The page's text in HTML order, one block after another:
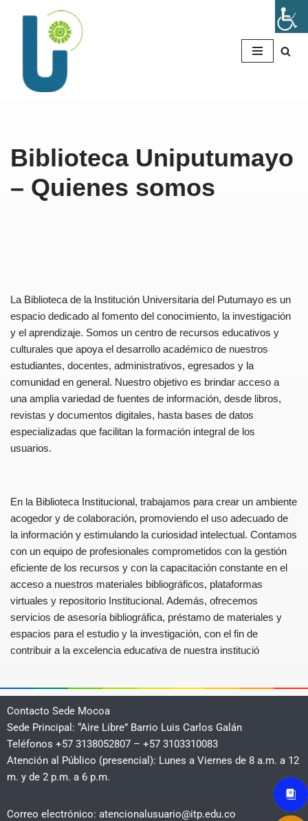
contenido
Biblioteca Uniputumayo
– Quienes somos
La Biblioteca de la Institución Universitaria del Putumayo es un
espacio dedicado al fomento del conocimiento, la investigación
y el aprendizaje. Somos un centro de recursos educativos y
culturales que apoya el desarrollo académico de nuestros
estudiantes, docentes, administrativos, egresados y la
comunidad en general. Nuestro objetivo es brindar acceso a
una amplia variedad de fuentes de información, desde libros,
revistas y documentos digitales, hasta bases de datos
especializadas que facilitan la formación integral de los
usuarios.
En la Biblioteca Institucional, trabajamos para crear un ambiente
acogedor y de colaboración, promoviendo el uso adecuado de
la información y estimulando la curiosidad intelectual. Contamos
con un equipo de profesionales comprometidos con la gestión
eficiente de los recursos y con la capacitación constante en el
acceso a nuestros materiales bibliográficos, plataformas
virtuales y repositorio Institucional. Además, ofrecemos
servicios de asesoría bibliográfica, préstamo de materiales y
espacios para el estudio y la investigación, con el fin de
contribuir a la excelencia educativa de nuestra institució
Contacto Sede Mocoa
Sede Principal: “Aire Libre” Barrio Luis Carlos Galán
Teléfonos +57 3138052807 – +57 3103310083
Atención al Público (presencial): Lunes a Viernes de 8 a.m. a 12
m. y de 2 p.m. a 6 p.m.
Correo electrónico: atencionalusuario@itp.edu.co